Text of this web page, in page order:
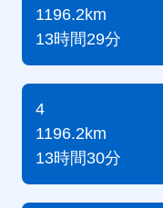
1196.2km
13時間29分
4
1196.2km
13時間30分